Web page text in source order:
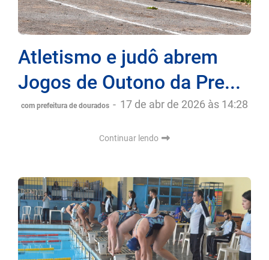
Atletismo e judô abrem
Jogos de Outono da Pre...
com prefeitura de dourados - 17 de abr de 2026 às 14:28
Continuar lendo